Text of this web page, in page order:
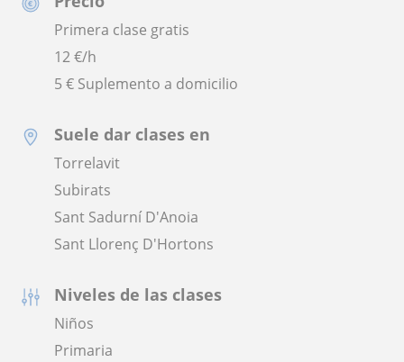
Primera clase gratis
12€/h
5 € Suplemento a domicilio
Suele dar clases en
Torrelavit
Subirats
Sant Sadurní D'Anoia
Sant Llorenç D'Hortons
Niveles de las clases
Niños
Primaria